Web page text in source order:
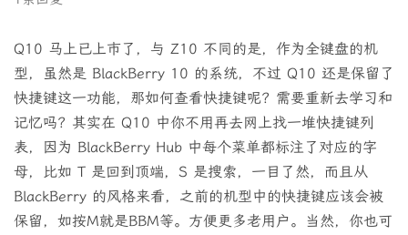
Q10 马上已上市了，与 Z10 不同的是，作为全键盘的机
型，虽然是 BlackBerry 10 的系统，不过 Q10 还是保留了
快捷键这一功能，那如何查看快捷键呢？需要重新去学习和
记忆吗？其实在 Q10 中你不用再去网上找一堆快捷键列
表，因为 BlackBerry Hub 中每个菜单都标注了对应的字
母，比如 T 是回到顶端，S 是搜索，一目了然，而且从
BlackBerry 的风格来看，之前的机型中的快捷键应该会被
保留，如按M就是BBM等。方便更多老用户。当然，你也可